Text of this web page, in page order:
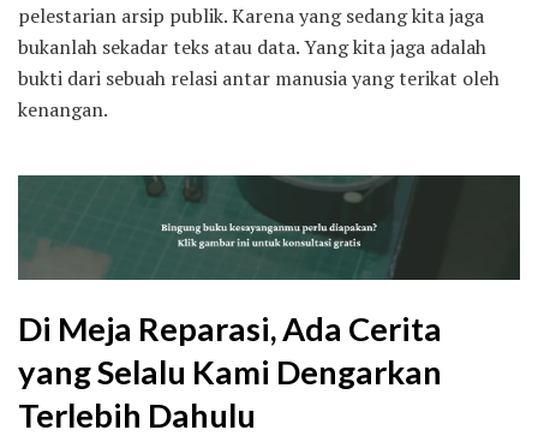
pelestarian arsip publik. Karena yang sedang kita jaga
bukanlah sekadar teks atau data. Yang kita jaga adalah
bukti dari sebuah relasi antar manusia yang terikat oleh
kenangan.
Di Meja Reparasi, Ada Cerita
yang Selalu Kami Dengarkan
Terlebih Dahulu